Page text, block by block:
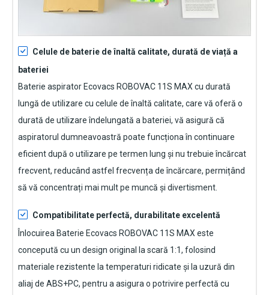
Celule de baterie de înaltă calitate, durată de viață a
bateriei
Baterie aspirator Ecovacs ROBOVAC 11S MAX cu durată
lungă de utilizare cu celule de înaltă calitate, care vă oferă o
durată de utilizare îndelungată a bateriei, vă asigură că
aspiratorul dumneavoastră poate funcționa în continuare
eficient după o utilizare pe termen lung și nu trebuie încărcat
frecvent, reducând astfel frecvența de încărcare, permițând
să vă concentrați mai mult pe muncă și divertisment.
Compatibilitate perfectă, durabilitate excelentă
Înlocuirea Baterie Ecovacs ROBOVAC 11S MAX este
concepută cu un design original la scară 1:1, folosind
materiale rezistente la temperaturi ridicate și la uzură din
aliaj de ABS+PC, pentru a asigura o potrivire perfectă cu